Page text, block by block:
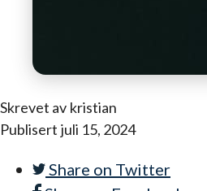
Skrevet av kristian
Publisert juli 15, 2024
Share on Twitter